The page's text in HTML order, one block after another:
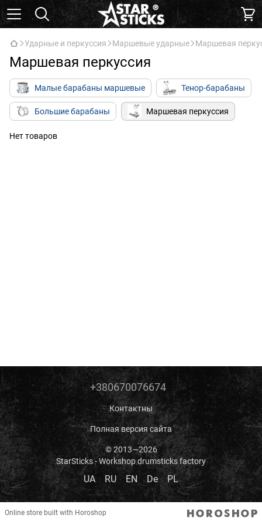
Ударные и перкуссия Маршевые ударные Маршевая
Маршевая перкуссия
Малые барабаны маршевые Тенор-барабаны
Большие барабаны Маршевая перкуссия
Нет товаров
+380670076674
Контактны
Полная версия сайта
© 2013—2026
StarSticks - Workshop drumsticks factory
UA RU EN De PL
Online store built with Horoshop